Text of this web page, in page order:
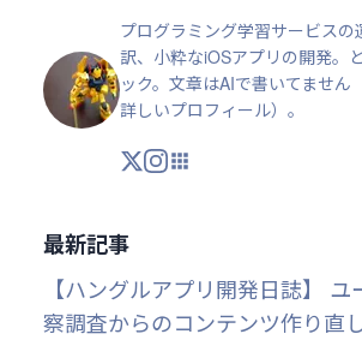
プログラミング学習サービスの
訳、小粋なiOSアプリの開発。
ック。文章はAIで書いてません
詳しいプロフィール）。
X Instagram
アプリ・ツール
最新記事
【ハングルアプリ開発日誌】
察調査からのコンテンツ作り直